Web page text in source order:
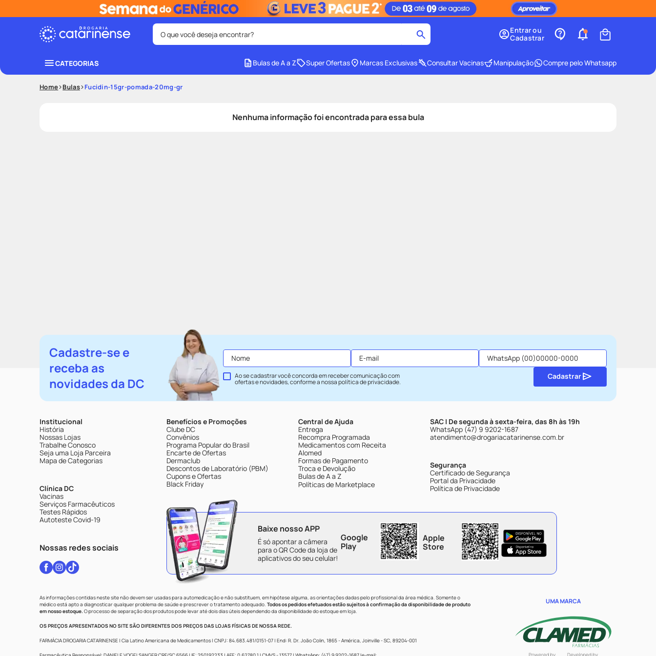
O que você deseja encontrar?
3º shampoo
Entrar ou
Cadastrar
CATEGORIAS Bulas de A a Z Super Ofertas Marcas Exclusivas Consultar Vacinas Manipulação Compre pelo Whatsapp
Home Bulas Fucidin-15gr-pomada-20mg-gr
Nenhuma informação foi encontrada para essa bula
Cadastre-se e
receba as
novidades da DC
Ao se cadastrar você concorda em receber comunicação com
ofertas e novidades, conforme a nossapolítica de privacidade.
Cadastrar
Institucional
História
Nossas Lojas
Trabalhe Conosco
Seja uma Loja Parceira
Mapa de Categorias
Clínica DC
Vacinas
Serviços Farmacêuticos
Testes Rápidos
Autoteste Covid-19
Nossas redes sociais
Benefícios e Promoções
Clube DC
Convênios
Programa Popular do Brasil
Encarte de Ofertas
Dermaclub
Descontos de Laboratório (PBM)
Cupons e Ofertas
Black Friday
Central de Ajuda
Entrega
Recompra Programada
Medicamentos com Receita
Alomed
Formas de Pagamento
Troca e Devolução
Bulas de A a Z
Políticas de Marketplace
SAC | De segunda à sexta-feira, das 8h às 19h
WhatsApp (47) 9 9202-1687
atendimento@drogariacatarinense.com.br
Segurança
Certificado de Segurança
Portal da Privacidade
Política de Privacidade
Baixe nosso APP
É só apontar a câmera
para o QR Code da loja de
aplicativos do seu celular!
Google
Play
Apple
Store
As informações contidas neste site não devem ser usadas para automedicação e não substituem, em hipótese alguma, as orientações dadas pelo profissional da área médica. Somente o
médico está apto a diagnosticar qualquer problema de saúde e prescrever o tratamento adequado. Todos os pedidos efetuados estão sujeitos à confirmação da disponibilidade de produto
em nosso estoque.O processo de separação dos produtos pode levar até dois dias úteis dependendo da disponibilidade do estoque em loja.
OS PREÇOS APRESENTADOS NO SITE SÃO DIFERENTES DOS PREÇOS DAS LOJAS FÍSICAS DE NOSSA REDE.
FARMÁCIA DROGARIA CATARINENSE | Cia Latino Americana de Medicamentos | CNPJ: 84.683.481/0151-07 | End: R. Dr. João Colin, 1865 - América, Joinville - SC, 89204-001
UMA MARCA
Powered by Developed by